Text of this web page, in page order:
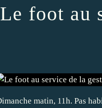
Le foot au
matin, 11h. Pas